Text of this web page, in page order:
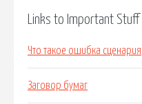
Links to Important Stuff
Что такое ошибка сценария
Заговор бумаг